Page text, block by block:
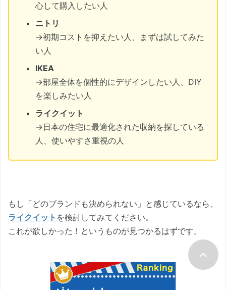
心して購入したい人
ニトリ
→初期コストを抑えたい人、まずは試してみた
い人
IKEA
→部屋全体を個性的にデザインしたい人、DIY
を楽しみたい人
ライクイット
→日本の住宅に最適化された収納を探している
人、使いやすさ重視の人
もし「どのブランドも決められない」と感じているなら、
ライクイット を検討してみてください。
これが欲しかった！というものが見つかるはずです。